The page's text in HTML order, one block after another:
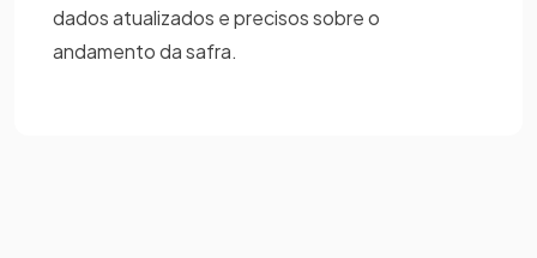
dados atualizados e precisos sobre o
andamento da safra.